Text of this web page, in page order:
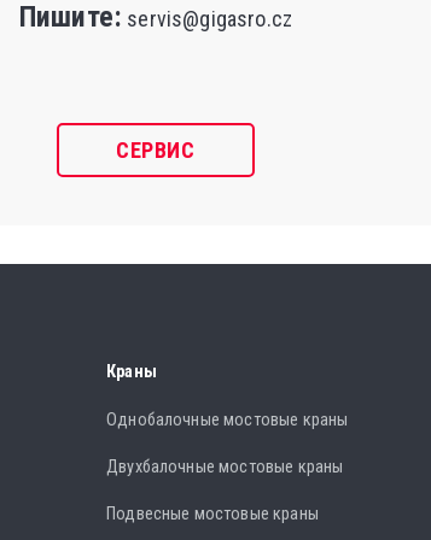
Пишите: servis@gigasro.cz
СЕРВИС
Краны
Однобалочные мостовые краны
Двухбалочные мостовые краны
Подвесные мостовые краны